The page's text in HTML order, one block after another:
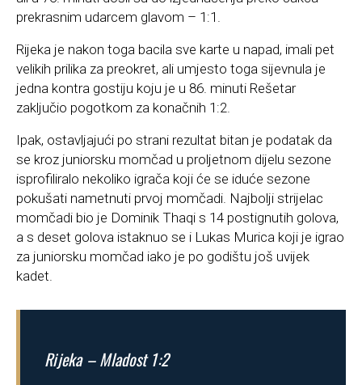
prekrasnim udarcem glavom – 1:1.
Rijeka je nakon toga bacila sve karte u napad, imali pet
velikih prilika za preokret, ali umjesto toga sijevnula je
jedna kontra gostiju koju je u 86. minuti Rešetar
zaključio pogotkom za konačnih 1:2.
Ipak, ostavljajući po strani rezultat bitan je podatak da
se kroz juniorsku momčad u proljetnom dijelu sezone
isprofiliralo nekoliko igrača koji će se iduće sezone
pokušati nametnuti prvoj momčadi. Najbolji strijelac
momčadi bio je Dominik Thaqi s 14 postignutih golova,
a s deset golova istaknuo se i Lukas Murica koji je igrao
za juniorsku momčad iako je po godištu još uvijek
kadet.
Rijeka – Mladost 1:2